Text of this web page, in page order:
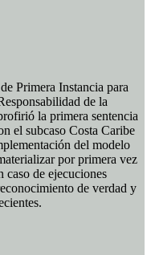
Primera Instancia para
de la
la primera sentencia
el subcaso Costa Caribe
del modelo
por primera vez
caso de ejecuciones
de verdad y